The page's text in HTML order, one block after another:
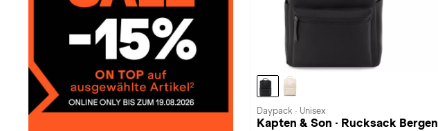
Daypack · Unisex
Kapten & Son · Rucksack Bergen